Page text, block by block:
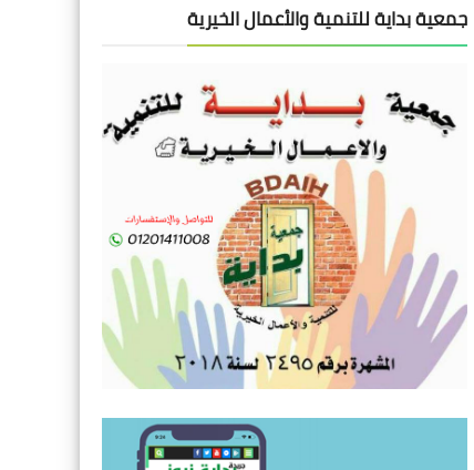
جمعية بداية للتنمية والأعمال الخيرية